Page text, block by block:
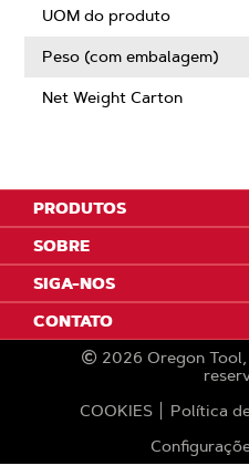
UOM do produto
Peso (com embalagem)
Net Weight Carton
PRODUTOS
SOBRE
SIGA-NOS
CONTATO
2026 Oregon Tool,
COOKIES
Política